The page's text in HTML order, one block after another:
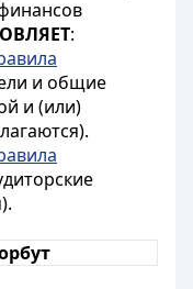
:
и общие
и (или)